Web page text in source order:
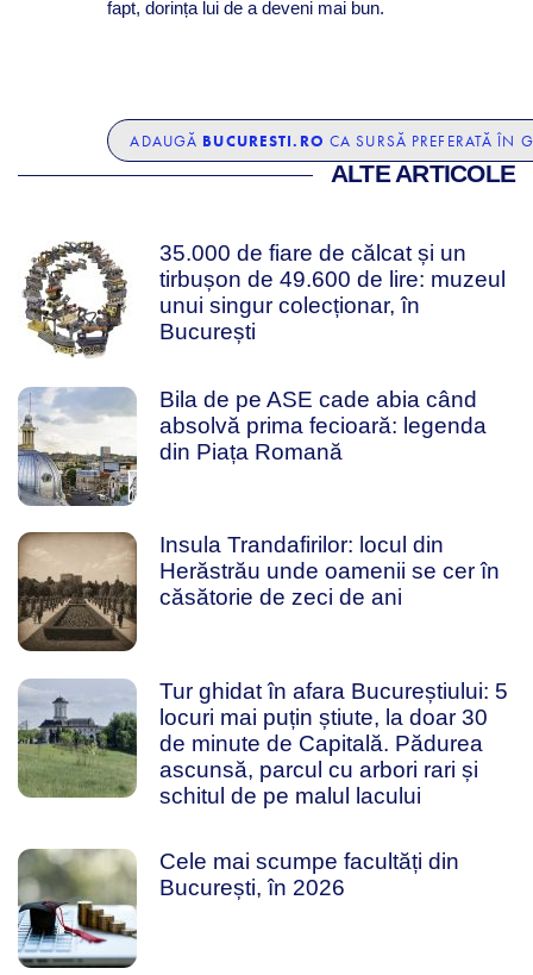
fapt, dorința lui de a deveni mai bun.
ADAUGĂ BUCURESTI.RO CA SURSĂ PREFERATĂ ÎN
ALTE ARTICOLE
35.000 de fiare de călcat și un
tirbușon de 49.600 de lire: muzeul
unui singur colecționar, în
București
Bila de pe ASE cade abia când
absolvă prima fecioară: legenda
din Piața Romană
Insula Trandafirilor: locul din
Herăstrău unde oamenii se cer în
căsătorie de zeci de ani
Tur ghidat în afara Bucureștiului: 5
locuri mai puțin știute, la doar 30
de minute de Capitală. Pădurea
ascunsă, parcul cu arbori rari și
schitul de pe malul lacului
Cele mai scumpe facultăți din
București, în 2026